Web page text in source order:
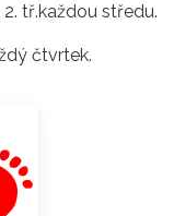
2. tř.každou středu.
čtvrtek.